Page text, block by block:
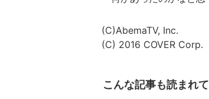
(C)AbemaTV, Inc.
(C) 2016 COVER Corp.
こんな記事も読まれ